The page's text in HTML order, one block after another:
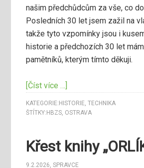
našim předchůdcům za vše, co
Posledních 30 let jsem zažil na
takže tyto vzpomínky jsou i
historie a předchozích 30 let
pamětníků, kterým tímto děkuji.
[Číst více …]
KATEGORIE: HISTORIE,TECHNIKA
ŠTÍTKY: HBZS, OSTRAVA
Křest knihy
9.2.2026,SPRAVCE